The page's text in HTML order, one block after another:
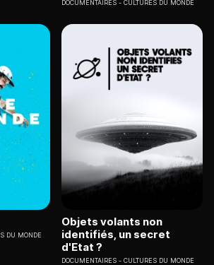
DOCUMENTAIRES CULTURES DU MONDE
DU MONDE
Objets volants non
identifiés, un secret
d'Etat ?
DOCUMENTAIRES CULTURES DU MONDE